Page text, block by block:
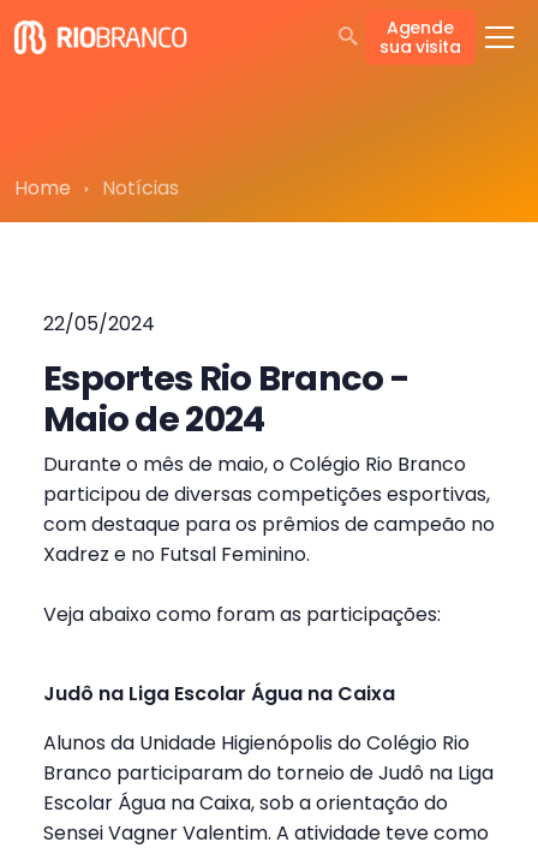
Agende
sua visita
Home Notícias
22/05/2024
Esportes Rio Branco -
Maio de 2024
Durante o mês de maio, o Colégio Rio Branco
participou de diversas competições esportivas,
com destaque para os prêmios de campeão no
Xadrez e no Futsal Feminino.
Veja abaixo como foram as participações:
Judô na Liga Escolar Água na Caixa
Alunos da Unidade Higienópolis do Colégio Rio
Branco participaram do torneio de Judô na Liga
Escolar Água na Caixa, sob a orientação do
Sensei Vagner Valentim. A atividade teve como